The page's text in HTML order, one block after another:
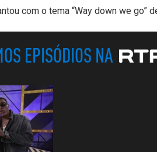
com o tema “Way down we go”
EPISÓDIOS NA